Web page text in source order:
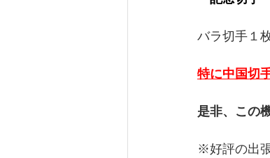
バラ切手１
特に中国切
是非、この
※好評の出